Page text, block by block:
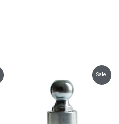
Sale!
de
prix :
$116.82
à
$118.25